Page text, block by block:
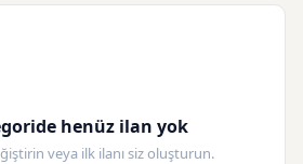
henüz ilan yok
veya ilk ilanı siz oluşturun.